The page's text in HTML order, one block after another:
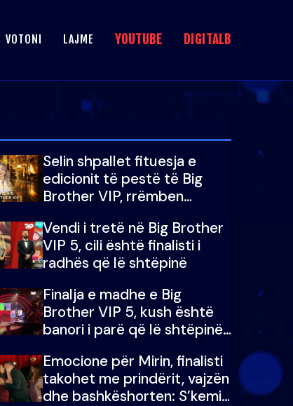
VOTONI LAJME YOUTUBE DIGITALB
Selin shpallet fituesja e
edicionit të pestë të Big
Brother VIP, rrëmben
mijë eurosh
Vendi i tretë në Big Brother
VIP 5, cili është finalisti i
radhës që lë shtëpinë
Finalja e madhe e Big
Brother VIP 5, kush është
banori i parë që lë shtëpinë
fituar çmimin e madh
Emocione për Mirin, finalisti
takohet me prindërit, vajzën
dhe bashkëshorten: S’kemi